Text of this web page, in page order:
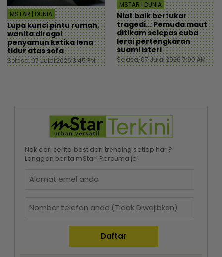
MSTAR | DUNIA
Lupa kunci pintu rumah,
wanita dirogol
penyamun ketika lena
tidur atas sofa
Selasa, 07 Julai 2026 3:45 PM
MSTAR | DUNIA
Niat baik bertukar
tragedi... Pemuda maut
ditikam selepas cuba
lerai pertengkaran
suami isteri
Selasa, 07 Julai 2026 7:00 AM
Nak cari cerita best dan trending setiap hari?
Langgan berita mStar! Percuma je!